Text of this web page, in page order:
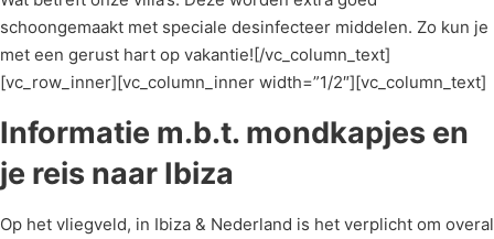
schoongemaakt met speciale desinfecteer middelen. Zo kun je
met een gerust hart op vakantie![/vc_column_text]
[vc_row_inner][vc_column_inner width=”1/2″][vc_column_text]
Informatie m.b.t. mondkapjes en
je reis naar Ibiza
Op het vliegveld, in Ibiza & Nederland is het verplicht om overal